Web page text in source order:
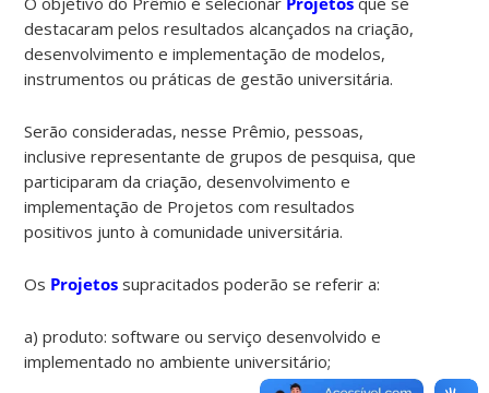
destacaram pelos resultados alcançados na criação,
desenvolvimento e implementação de modelos,
instrumentos ou práticas de gestão universitária.
Serão consideradas, nesse Prêmio, pessoas,
inclusive representante de grupos de pesquisa, que
participaram da criação, desenvolvimento e
implementação de Projetos com resultados
positivos junto à comunidade universitária.
Os Projetos supracitados poderão se referir a:
a) produto: software ou serviço desenvolvido e
implementado no ambiente universitário;